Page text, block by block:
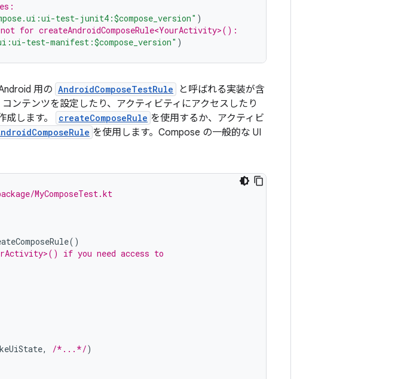
test-junit4:$compose_version" )
for createAndroidComposeRule<YourActivity>():
test-manifest:$compose_version" )
用の AndroidComposeTestRule
と呼ばれる実装が含
ンテンツを設定したり、アクティビティにアクセスしたり
成します。
createComposeRule を使用するか、アクティビ
を使用します。Compose の一般的な UI
MyComposeTest.kt
()
if you need access to
, /*...*/)